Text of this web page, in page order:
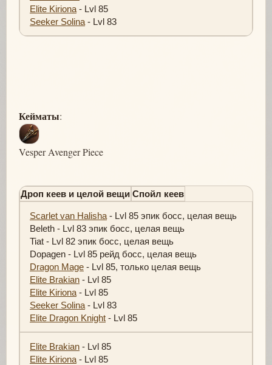
Elite Kiriona - Lvl 85
Seeker Solina - Lvl 83
Кейматы:
Vesper Avenger Piece
Дроп кеев и целой вещи Спойл кеев
Scarlet van Halisha - Lvl 85 эпик босс, целая вещь
Beleth - Lvl 83 эпик босс, целая вещь
Tiat - Lvl 82 эпик босс, целая вещь
Dopagen - Lvl 85 рейд босс, целая вещь
Dragon Mage - Lvl 85, только целая вещь
Elite Brakian - Lvl 85
Elite Kiriona - Lvl 85
Seeker Solina - Lvl 83
Elite Dragon Knight - Lvl 85
Elite Brakian - Lvl 85
Elite Kiriona - Lvl 85